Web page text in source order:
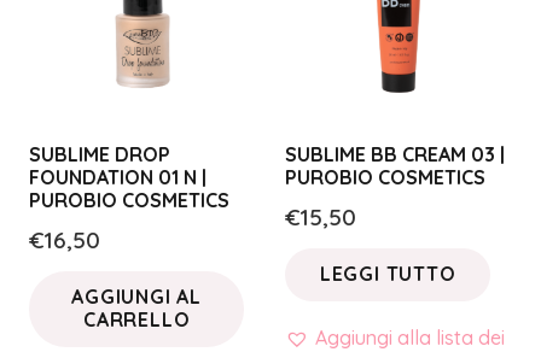
SUBLIME DROP
FOUNDATION 01 N |
PUROBIO COSMETICS
€16,50
AGGIUNGI AL
CARRELLO
SUBLIME BB CREAM 03 |
PUROBIO COSMETICS
€15,50
LEGGI TUTTO
Aggiungi alla lista dei